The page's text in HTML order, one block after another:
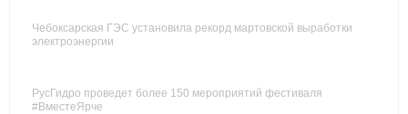
Чебоксарская ГЭС установила рекорд мартовской выработки
электроэнергии
РусГидро проведет более 150 мероприятий фестиваля
#ВместеЯрче